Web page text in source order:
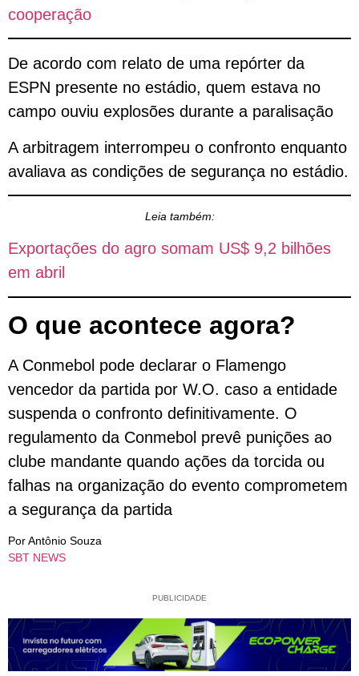
cooperação
De acordo com relato de uma repórter da
ESPN presente no estádio, quem estava no
campo ouviu explosões durante a paralisação
A arbitragem interrompeu o confronto enquanto
avaliava as condições de segurança no estádio.
Leia também:
Exportações do agro somam US$ 9,2 bilhões
em abril
O que acontece agora?
A Conmebol pode declarar o Flamengo
vencedor da partida por W.O. caso a entidade
suspenda o confronto definitivamente. O
regulamento da Conmebol prevê punições ao
clube mandante quando ações da torcida ou
falhas na organização do evento comprometem
a segurança da partida
Por Antônio Souza
SBT NEWS
PUBLICIDADE